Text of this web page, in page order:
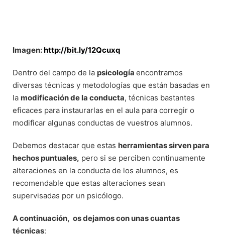
Imagen:http://bit.ly/12Qcuxq
Dentro del campo de la psicología encontramos
diversas técnicas y metodologías que están basadas en
la modificación de la conducta, técnicas bastantes
eficaces para instaurarlas en el aula para corregir o
modificar algunas conductas de vuestros alumnos.
Debemos destacar que estas herramientas sirven para
hechos puntuales, pero si se perciben continuamente
alteraciones en la conducta de los alumnos, es
recomendable que estas alteraciones sean
supervisadas por un psicólogo.
A continuación, os dejamos con unas cuantas
técnicas: